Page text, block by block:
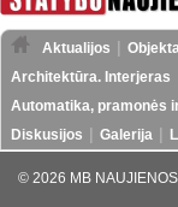
Aktualijos
Architektūra. Interjeras
Automatika, pramonės
Diskusijos
Galerija
© 2026 MB